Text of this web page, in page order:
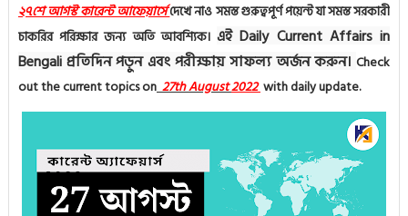
২৭শে আগস্ট কারেন্ট আফেয়ার্সেদেখে নাও সমস্ত গুরুত্বপূর্ণ পয়েন্ট যা সমস্ত সরকারী
চাকরির পরিক্ষার জন্য অতি আবশ্যিক।এই Daily Current Affairs in
Bengali প্রতিদিন পড়ুন এবং পরীক্ষায় সাফল্য অর্জন করুন। Check
out the current topics on27th August2022with daily update.